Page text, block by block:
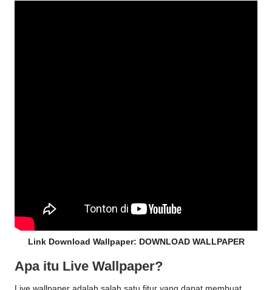
Link Download Wallpaper: DOWNLOAD WALLPAPER
Apa itu Live Wallpaper?